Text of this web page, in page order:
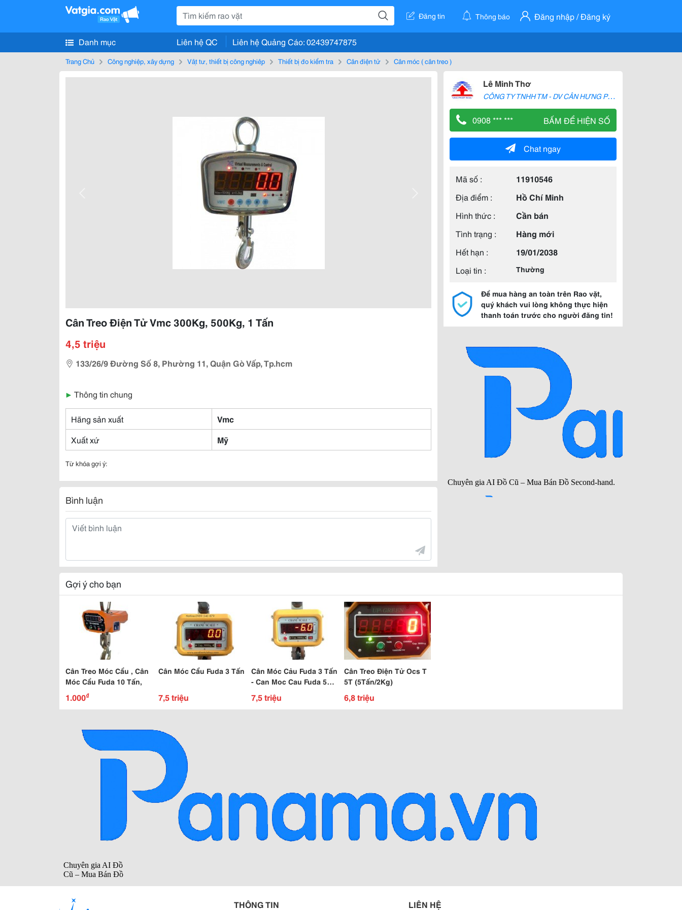
Đăng tin Thông báo Đăng nhập / Đăng ký
Danh mục Liên hệ QC Liên hệ Quảng Cáo: 02439747875
Trang Chủ Công nghiệp, xây dựng Vật tư, thiết bị công nghiệp Thiết bị đo kiểm tra Cân điện tử Cân móc ( cân treo )
Cân Treo Điện Tử Vmc 300Kg, 500Kg, 1 Tấn
4,5 triệu
133/26/9 Đường Số 8, Phường 11, Quận Gò Vấp, Tp.hcm
▶ Thông tin chung
Hãng sản xuất
Vmc
Xuất xứ
Mỹ
Từ khóa gợi ý:
Bình luận
Lê Minh Thơ
C
ÔNG TY TNHH TM - DV CÂN HƯNG PHÁT
0908 *** *** BẤM ĐỂ HIỆN SỐ
Chat ngay
Mã số :
11910546
Địa điểm :
Hồ Chí Minh
Hình thức :
Cần bán
Tình trạng :
Hàng mới
Hết hạn :
19/01/2038
Loại tin :
Thường
Để mua hàng an toàn trên Rao vặt,
quý khách vui lòng không thực hiện
thanh toán trước cho người đăng tin!
Gợi ý cho bạn
Cân Treo Móc Cẩu , Cân
Móc Cẩu Fuda 10 Tấn,
1.000₫
Cân Móc Cẩu Fuda 3 Tấn
7,5 triệu
Cân Móc Cảu Fuda 3 Tấn
- Can Moc Cau Fuda 5
Tan
7,5 triệu
Cân Treo Điện Tử Ocs T
5T (5Tấn/2Kg)
6,8 triệu
THÔNG TIN LIÊN HỆ